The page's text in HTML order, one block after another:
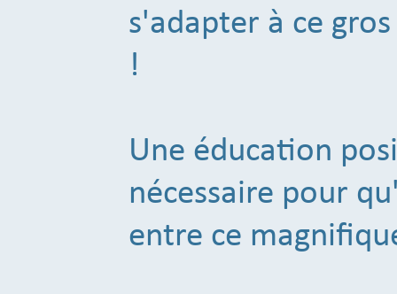
s'adapter à ce
!
Une éducation
nécessaire pour
entre ce